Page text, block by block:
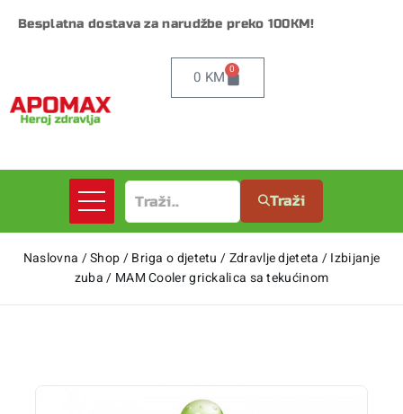
Besplatna dostava za narudžbe preko 100KM!
0 KM 0
Traži
Naslovna /Shop/Briga o djetetu /Zdravlje djeteta /Izbijanje
zuba / MAM Cooler grickalica sa tekućinom